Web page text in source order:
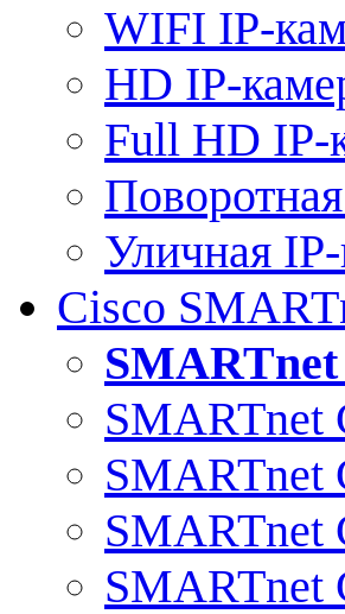
WIFI IP-
HD IP-
Full HD IP-
Уличная
Cisco
SMARTnet
SMARTnet
SMARTnet
SMARTnet